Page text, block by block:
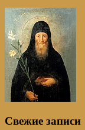
Свежие записи